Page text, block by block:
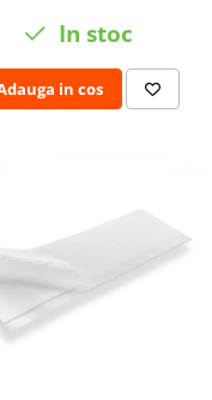
In stoc
in cos